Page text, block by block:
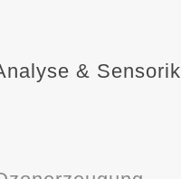
& Sensorik